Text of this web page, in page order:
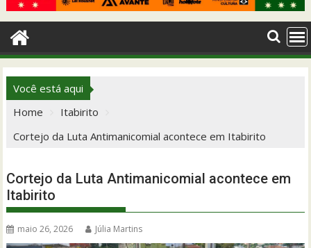
Você está aqui
Home
Itabirito
Cortejo da Luta Antimanicomial acontece em Itabirito
Cortejo da Luta Antimanicomial acontece em
Itabirito
maio 26, 2026 Júlia Martins